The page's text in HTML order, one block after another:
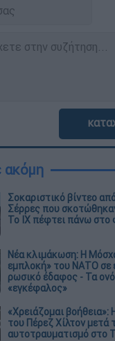
ακόμη
Σοκαριστικό βίντεο
Σέρρες που
Το ΙΧ πέφτει πάνω στο
Νέα κλιμάκωση: Η
εμπλοκή» του ΝΑΤΟ σε
ρωσικό έδαφος - Τα
«εγκέφαλος»
«Χρειάζομαι
του Πέρεζ Χίλτον μετά
αυτοτραυματισμό στο